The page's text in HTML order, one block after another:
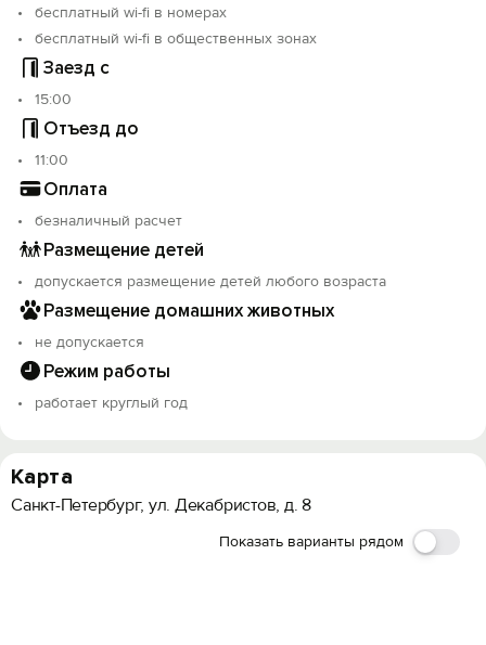
бесплатный wi-fi в номерах
бесплатный wi-fi в общественных зонах
Заезд с
15:00
Отъезд до
11:00
Оплата
безналичный расчет
Размещение детей
допускается размещение детей любого возраста
Размещение домашних животных
не допускается
Режим работы
работает круглый год
Карта
Санкт-Петербург, ул. Декабристов, д. 8
Показать варианты рядом